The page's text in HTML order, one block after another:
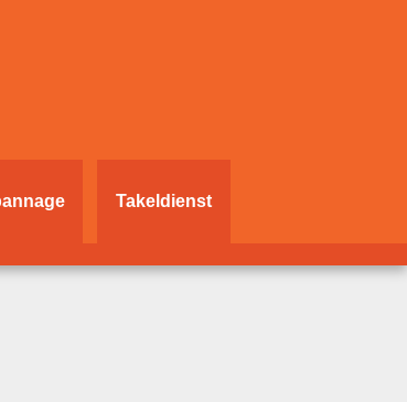
Takeldienst